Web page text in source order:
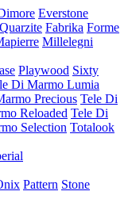
Everstone
Fabrika Forme
Millelegni
Playwood Sixty
Di Marmo Lumia
Precious Tele Di
Reloaded Tele Di
Selection Totalook
Pattern Stone